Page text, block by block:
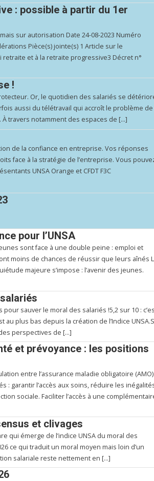
: possible à partir du 1er
sur autorisation Date 24-08-2023 Numéro
Pièce(s) jointe(s) 1 Article sur le
retraite et à la retraite progressive3 Décret n°
!
Or, le quotidien des salariés se
aussi du télétravail qui accroît le problème de
travers notamment des espaces de […]
de la confiance en entreprise. Vos réponses
face à la stratégie de l’entreprise. Vous
UNSA Orange et CFDT F3C
pour l’UNSA
sont face à une double peine : emploi et
moins de chances de réussir que leurs aînés
majeure s’impose : l’avenir des jeunes.
sauver le moral des salariés !5,2 sur 10 :
plus bas depuis la création de l’Indice
perspectives de […]
et prévoyance : les positions
entre l’assurance maladie obligatoire (AMO)
: garantir l’accès aux soins, réduire les
sociale. Faciliter l’accès à une
et clivages
qui émerge de l’indice UNSA du moral des
ce qui traduit un moral moyen mais loin d’un
salariale reste nettement en […]